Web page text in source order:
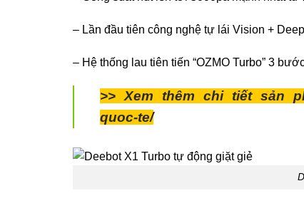
– Lần đầu tiên công nghệ tự lái Vision +
– Hệ thống lau tiên tiến “OZMO Turbo” 3
>> Xem thêm chi tiết sản
quoc-te/